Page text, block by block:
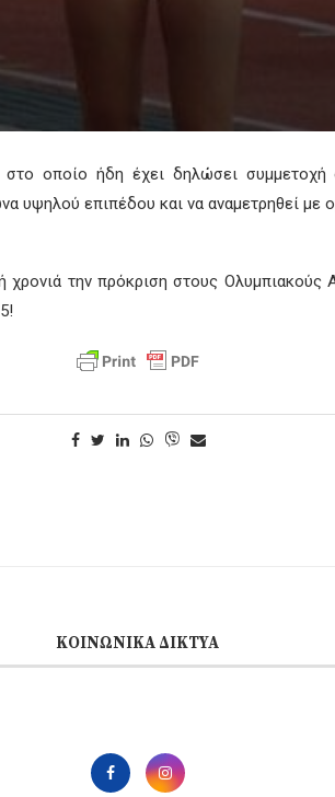
οποίο ήδη έχει δηλώσει συμμετοχή
υψηλού επιπέδου και να αναμετρηθεί
την πρόκριση στους
ΚΟΙΝΩΝΙΚΆ ΔΊΚΤΥΑ